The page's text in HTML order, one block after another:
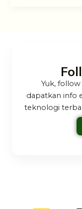
Yuk,
dapatkan info
teknologi